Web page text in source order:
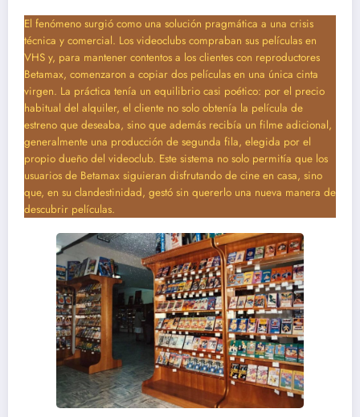
El fenómeno surgió como una solución pragmática a una crisis
técnica y comercial. Los videoclubs compraban sus películas en
VHS y, para mantener contentos a los clientes con reproductores
Betamax, comenzaron a copiar dos películas en una única cinta
virgen. La práctica tenía un equilibrio casi poético: por el precio
habitual del alquiler, el cliente no solo obtenía la película de
estreno que deseaba, sino que además recibía un filme adicional,
generalmente una producción de segunda fila, elegida por el
propio dueño del videoclub. Este sistema no solo permitía que los
usuarios de Betamax siguieran disfrutando de cine en casa, sino
que, en su clandestinidad, gestó sin quererlo una nueva manera de
descubrir películas.